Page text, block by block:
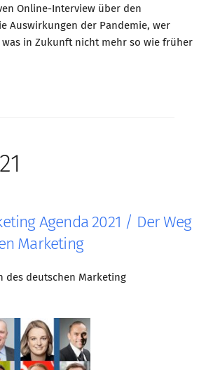
Online-Interview über den
Auswirkungen der Pandemie, wer
in Zukunft nicht mehr so wie früher
Agenda 2021 / Der Weg
Marketing
des deutschen Marketing